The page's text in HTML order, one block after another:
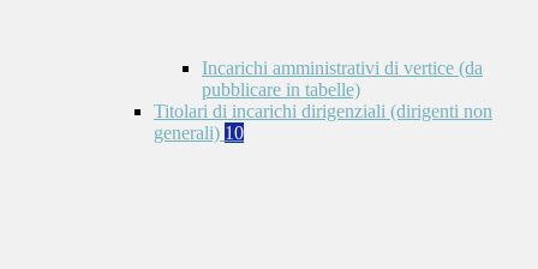
Incarichi amministrativi di vertice (da
pubblicare in tabelle)
Titolari di incarichi dirigenziali (dirigenti non
generali) 10